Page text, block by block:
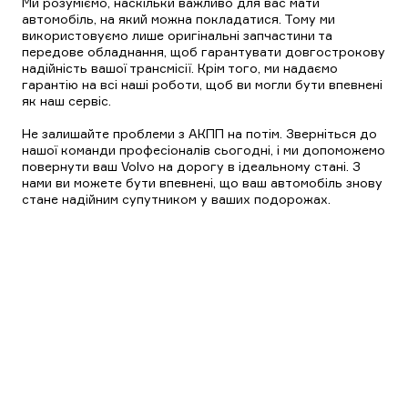
автомобіль, на який можна покладатися. Тому ми
використовуємо лише оригінальні запчастини та
передове обладнання, щоб гарантувати довгострокову
надійність вашої трансмісії. Крім того, ми надаємо
гарантію на всі наші роботи, щоб ви могли бути впевнені
як наш сервіс.
Не залишайте проблеми з АКПП на потім. Зверніться до
нашої команди професіоналів сьогодні, і ми допоможемо
повернути ваш Volvo на дорогу в ідеальному стані. З
нами ви можете бути впевнені, що ваш автомобіль знову
стане надійним супутником у ваших подорожах.